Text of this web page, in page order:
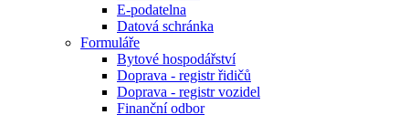
E-podatelna
Datová schránka
Formuláře
Bytové hospodářství
Doprava - registr řidičů
Doprava - registr vozidel
Finanční odbor